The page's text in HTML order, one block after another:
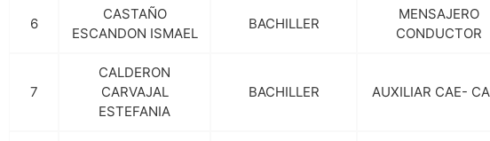
6
CASTAÑO
ESCANDON ISMAEL
BACHILLER
MENSAJERO
CONDUCTOR
7
CALDERON
CARVAJAL
ESTEFANIA
BACHILLER AUXILIAR CAE-